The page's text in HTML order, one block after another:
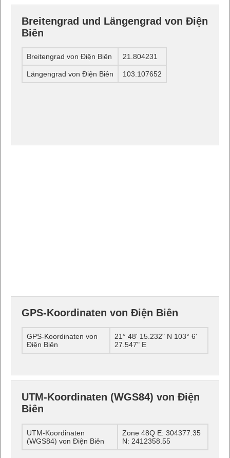
Breitengrad und Längengrad von Điện
Biên
Breitengrad von Điện Biên 21.804231
Längengrad von Điện Biên 103.107652
GPS-Koordinaten von Điện Biên
GPS-Koordinaten von
Điện Biên
21° 48' 15.232" N 103° 6'
27.547" E
UTM-Koordinaten (WGS84) von Điện
Biên
UTM-Koordinaten
(WGS84) von Điện Biên
Zone 48Q E: 304377.35
N: 2412358.55